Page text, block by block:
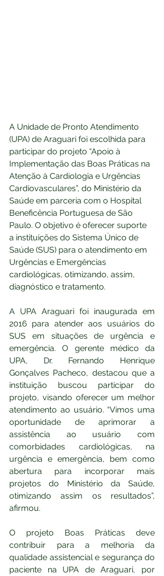
A Unidade de Pronto Atendimento
(UPA) de Araguari foi escolhida para
participar do projeto “Apoio à
Implementação das Boas Práticas na
Atenção à Cardiologia e Urgências
Cardiovasculares”, do Ministério da
Saúde em parceria com o Hospital
Beneficência Portuguesa de São
Paulo. O objetivo é oferecer suporte
a instituições do Sistema Único de
Saúde (SUS) para o atendimento em
Urgências e Emergências
cardiológicas, otimizando, assim,
diagnóstico e tratamento.
A UPA Araguari foi inaugurada em
2016 para atender aos usuários do
SUS em situações de urgência e
emergência. O gerente médico da
UPA, Dr. Fernando Henrique
Gonçalves Pacheco, destacou que a
instituição buscou participar do
projeto, visando oferecer um melhor
atendimento ao usuário. “Vimos uma
oportunidade de aprimorar a
assistência ao usuário com
comorbidades cardiológicas, na
urgência e emergência, bem como
abertura para incorporar mais
projetos do Ministério da Saúde,
otimizando assim os resultados”,
afirmou.
O projeto Boas Práticas deve
contribuir para a melhoria da
qualidade assistencial e segurança do
paciente na UPA de Araguari, por